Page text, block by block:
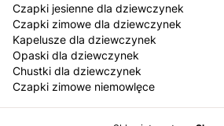
Czapki jesienne dla dziewczynek
Czapki zimowe dla dziewczynek
Kapelusze dla dziewczynek
Opaski dla dziewczynek
Chustki dla dziewczynek
Czapki zimowe niemowlęce